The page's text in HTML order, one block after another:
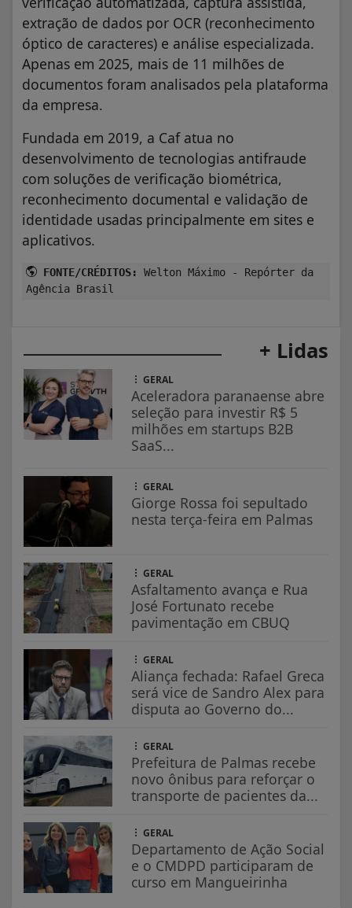
extração de dados por OCR (reconhecimento
óptico de caracteres) e análise especializada.
Apenas em 2025, mais de 11 milhões de
documentos foram analisados pela plataforma
da empresa.
Fundada em 2019, a Caf atua no
desenvolvimento de tecnologias antifraude
com soluções de verificação biométrica,
reconhecimento documental e validação de
identidade usadas principalmente em sites e
aplicativos.
FONTE/CRÉDITOS:
Welton Máximo - Repórter da
Agência Brasil
+ Lidas
GERAL
Aceleradora paranaense abre
seleção para investir R$ 5
milhões em startups B2B
SaaS...
GERAL
Giorge Rossa foi sepultado
nesta terça-feira em Palmas
GERAL
Asfaltamento avança e Rua
José Fortunato recebe
pavimentação em CBUQ
GERAL
Aliança fechada: Rafael Greca
será vice de Sandro Alex para
disputa ao Governo do...
GERAL
Prefeitura de Palmas recebe
novo ônibus para reforçar o
transporte de pacientes da...
GERAL
Departamento de Ação Social
e o CMDPD participaram de
curso em Mangueirinha